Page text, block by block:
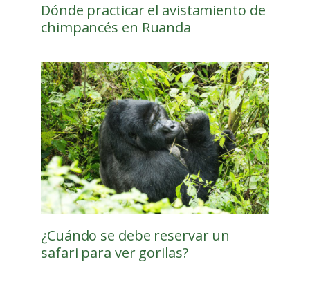
Dónde practicar el avistamiento de
chimpancés en Ruanda
¿Cuándo se debe reservar un
safari para ver gorilas?